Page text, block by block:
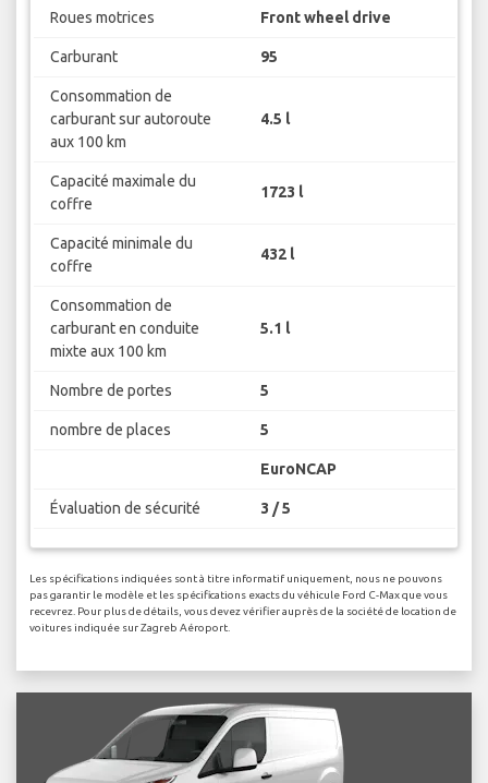
Roues motrices Front wheel drive
Carburant 95
Consommation de
carburant sur autoroute
aux 100 km
4.5 l
Capacité maximale du
coffre
1723 l
Capacité minimale du
coffre
432 l
Consommation de
carburant en conduite
mixte aux 100 km
5.1 l
Nombre de portes 5
nombre de places 5
EuroNCAP
Évaluation de sécurité 3 / 5
Les spécifications indiquées sont à titre informatif uniquement, nous ne pouvons
pas garantir le modèle et les spécifications exacts du véhicule Ford C-Max que vous
recevrez. Pour plus de détails, vous devez vérifier auprès de la société de location de
voitures indiquée sur Zagreb Aéroport.